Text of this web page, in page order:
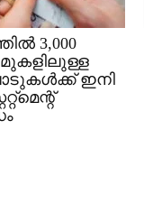
3,000
മുകളിലുള്ള
ഇനി